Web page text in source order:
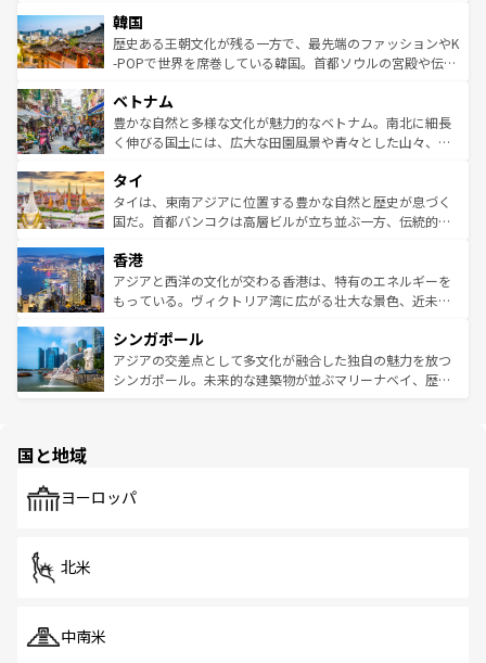
ワイを、存分に味わってほしい。 なお、新着のハワイ情報
はコンテンツ一覧を参照してほしい。
いる。アクティビティも充実しており、サーフィンやダイ
ビング、ハイキングなど、アウトドア好きにはたまらな
い。オーストラリアの多彩な魅力を存分に味わいつくそ
参照してほしい。
ン）、静ひつな山岳地帯である台湾東部など、都市の喧騒
と山間の静けさが共存しており、訪れる人に新しい発見と
驚きをもたらしてくれる。また、奥深い台湾の食文化も魅
容にもいいと評判のスイーツなど、バラエティ豊かな料理
が味わえる。 なお、新着の台湾情報は コンテンツ一覧を参
照してほしい。
韓国
歴史ある王朝文化が残る一方で、最先端のファッションやK
-POPで世界を席巻している韓国。首都ソウルの宮殿や伝統
き、地方に足を延ばせば四季折々の自然美を楽しむことが
できる。そして、キムチや焼肉、絶品のストリートフード
まで、さまざまな韓国料理が待っている。夜には、韓国な
リティに包まれながら、韓国の多彩な魅力を心ゆくまで味
わってみてほしい。 なお、新着の韓国情報はコンテンツ一
覧を参照してほしい。
ベトナム
豊かな自然と多様な文化が魅力的なベトナム。南北に細長
く伸びる国土には、広大な田園風景や青々とした山々、世
急速な発展と共に伝統が息づく。ハノイの古い町並みやホ
ーチミン市のフランス統治時代の建物も、独特の雰囲気を
醸し出している。また、バラエティの豊かさとおいしさで
とつ。フォーやバインミー、ベトナムコーヒーなどは、ぜ
ひ現地で味わいたい。どの地域を訪れてもあたたかい人々
が旅行者を迎えてくれるので、きっと忘れられない旅にな
参照してほしい。
タイ
タイは、東南アジアに位置する豊かな自然と歴史が息づく
国だ。首都バンコクは高層ビルが立ち並ぶ一方、伝統的な
の活気が交差している。北部ではチェンマイなどの山岳地
帯で自然と触れ合い、南部ではプーケットやクラビの美し
いビーチでリゾート気分を楽しむことができる。タイ料理
激する。気候は一年中温暖で、どの季節にも異なる楽しみ
が待っている。親しみやすいタイの人々、仏教を中心とし
た文化、そして多様な観光資源が、訪れる旅人を魅了し続
香港
アジアと西洋の文化が交わる香港は、特有のエネルギーを
もっている。ヴィクトリア湾に広がる壮大な景色、近未来
み、どこを訪れても感動するはず。観光スポットが密集し
ており、効率よく見どころを回れるのも魅力。息をのむよ
うな絶景から文化的な体験まで、香港を存分に楽しみ尽く
シンガポール
アジアの交差点として多文化が融合した独自の魅力を放つ
シンガポール。未来的な建築物が並ぶマリーナベイ、歴史
で、ホーカーズは地元の風情を楽しめる外せないスポット
国と地域
ヨーロッパ
北米
中南米